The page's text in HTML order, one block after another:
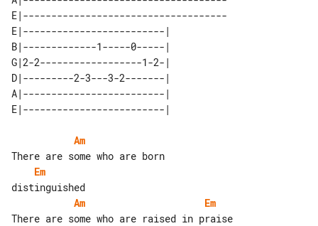
E|------------------------------------
E|-------------------------|
B|-------------1-----0-----|
G|2-2------------------1-2-|
D|---------2-3---3-2-------|
A|-------------------------|
Am
Em
Am
Em